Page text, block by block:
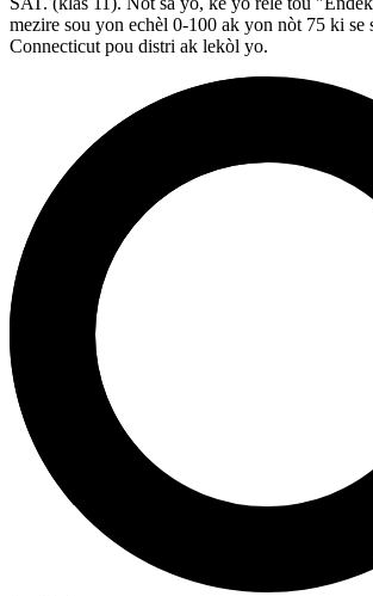
mezire sou yon echèl 0-100 ak yon nòt 75 ki se
Connecticut pou distri ak lekòl yo.